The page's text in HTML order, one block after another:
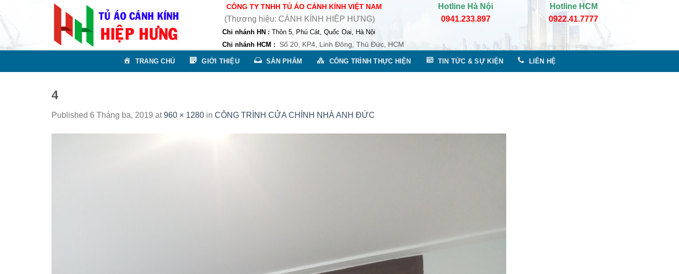
to
content
CÔNG TY TNHH TỦ ÁO CÁNH KÍNH VIỆT NAM
(Thương hiệu: CÁNH KÍNH HIỆP HƯNG)
Chi nhánh HN : Thôn 5, Phú Cát, Quốc Oai, Hà Nội
Chi nhánh HCM :
Số 20, KP4, Linh Đông, Thủ Đức, HCM
Hotline Hà Nội
0941.233.897
Hotline HCM
0922.41.7777
TRANG CHỦ GIỚI THIỆU SẢN PHẨM CÔNG TRÌNH THỰC HIỆN TIN TỨC & SỰ KIỆN LIÊN HỆ
4
Published 6 Tháng ba, 2019 at960 × 1280 in CÔNG TRÌNH CỬA CHÍNH NHÀ ANH ĐỨC